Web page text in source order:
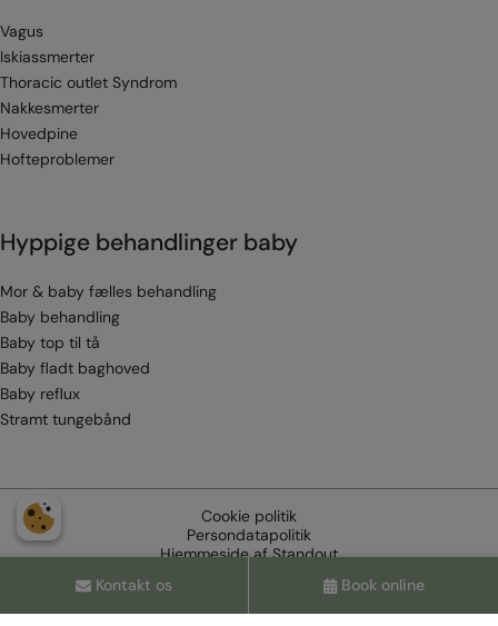
Vagus
Iskiassmerter
Thoracic outlet Syndrom
Nakkesmerter
Hovedpine
Hofteproblemer
Hyppige behandlinger baby
Mor & baby fælles behandling
Baby behandling
Baby top til tå
Baby fladt baghoved
Baby reflux
Stramt tungebånd
Cookie politik
Persondatapolitik
Hjemmeside afStandout
Kontakt os
Book online